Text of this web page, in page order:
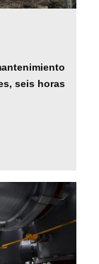
seis horas